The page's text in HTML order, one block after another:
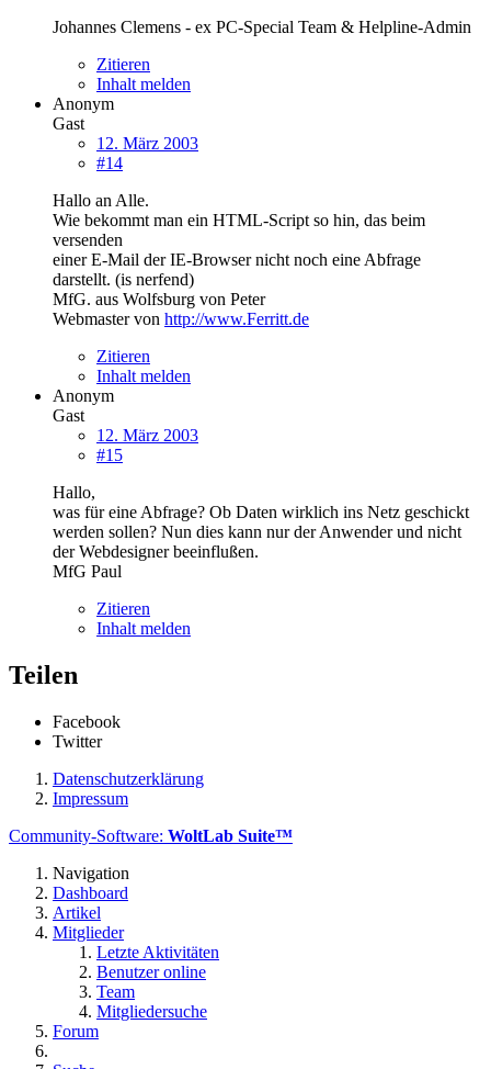
Johannes Clemens - ex PC-Special Team & Helpline-Admin
Zitieren
Inhalt melden
Anonym
Gast
12. März 2003
#14
Hallo an Alle.
Wie bekommt man ein HTML-Script so hin, das beim
versenden
einer E-Mail der IE-Browser nicht noch eine Abfrage
darstellt. (is nerfend)
MfG. aus Wolfsburg von Peter
Webmaster von http://www.Ferritt.de
Zitieren
Inhalt melden
Anonym
Gast
12. März 2003
#15
Hallo,
was für eine Abfrage? Ob Daten wirklich ins Netz geschickt
werden sollen? Nun dies kann nur der Anwender und nicht
der Webdesigner beeinflußen.
MfG Paul
Zitieren
Inhalt melden
Teilen
Facebook
Twitter
Datenschutzerklärung
Impressum
Community-Software: WoltLab Suite™
Navigation
Dashboard
Artikel
Mitglieder
Letzte Aktivitäten
Benutzer online
Team
Mitgliedersuche
Forum